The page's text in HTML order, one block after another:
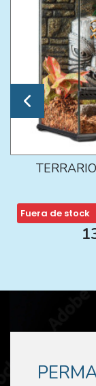
Fuera de stock